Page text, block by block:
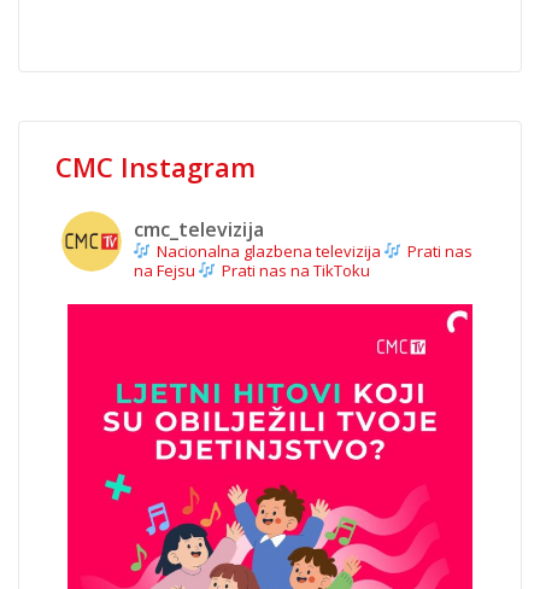
CMC Instagram
cmc_televizija
Nacionalna glazbena televizija
Prati nas
na Fejsu
Prati nas na TikToku